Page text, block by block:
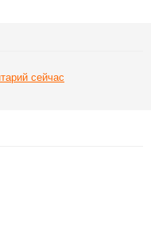
сейчас